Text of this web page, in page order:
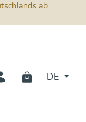
ab
DE